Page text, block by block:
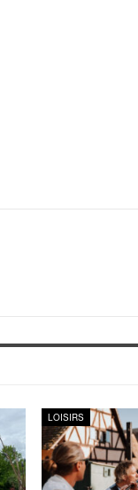
LOISIRS